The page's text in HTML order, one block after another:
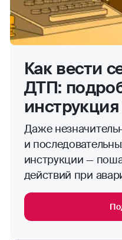
Как вести
ДТП:
инструкция
Даже
и
инструкции —
действий при